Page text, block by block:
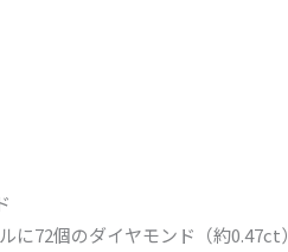
に72個のダイヤモンド（約0.47ct）